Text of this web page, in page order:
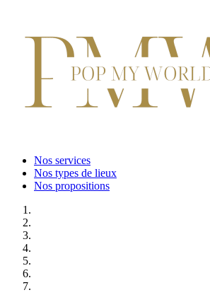
Nos services
Nos types de lieux
Nos propositions